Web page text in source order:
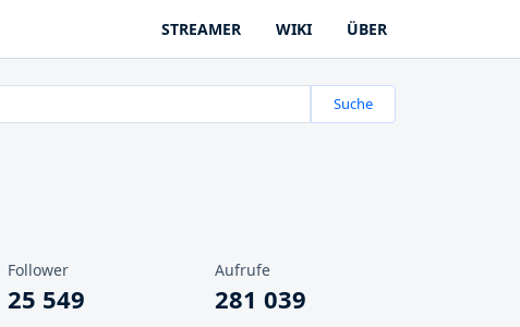
STREAMER WIKI ÜBER
Suche
Follower
25 549
Aufrufe
281 039